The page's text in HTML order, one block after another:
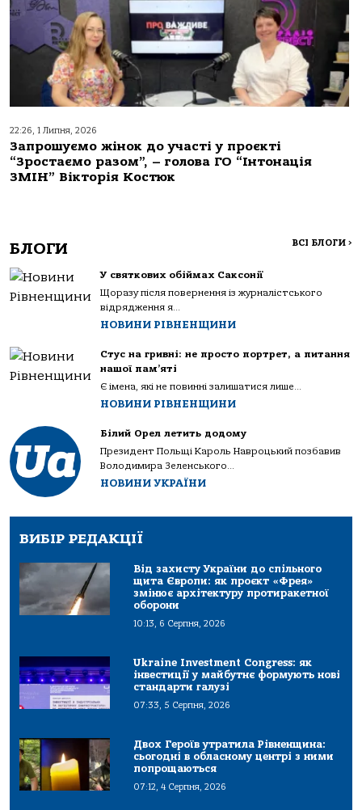
22:26, 1 Липня, 2026
Запрошуємо жінок до участі у проєкті
“Зростаємо разом”, – голова ГО “Інтонація
ЗМІН” Вікторія Костюк
БЛОГИ ВСІ БЛОГИ >
У святкових обіймах Саксонії
Щоразу після повернення із журналістського
відрядження я...
НОВИНИ РІВНЕНЩИНИ
Стус на гривні: не просто портрет, а питання
нашої пам’яті
Є імена, які не повинні залишатися лише...
НОВИНИ РІВНЕНЩИНИ
Білий Орел летить додому
Президент Польщі Кароль Навроцький позбавив
Володимира Зеленського...
НОВИНИ УКРАЇНИ
ВИБІР РЕДАКЦІЇ
Від захисту України до спільного
щита Європи: як проєкт «Фрея»
змінює архітектуру протиракетної
оборони
10:13, 6 Серпня, 2026
Ukraine Investment Congress: як
інвестиції у майбутнє формують нові
стандарти галузі
07:33, 5 Серпня, 2026
Двох Героїв утратила Рівненщина:
сьогодні в обласному центрі з ними
попрощаються
07:12, 4 Серпня, 2026